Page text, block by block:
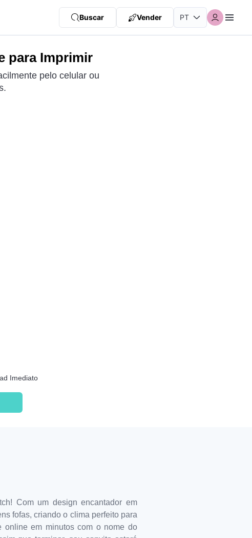
Buscar Vender
para Imprimir
pelo celular ou
Imediato
Com um design encantador em
fofas, criando o clima perfeito para
online em minutos com o nome do